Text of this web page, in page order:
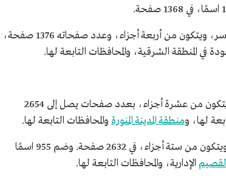
(البحرين قديمًا)، لمؤلفه حمد الجاسر، ويتكون من أربعة أجزاء، وعدد صفحاته 1376 صفحة،
في المنطقة الشرقية، والمحافظات التابعة لها.
- معجم معالم الحجاز، للمؤلف عاتق بن غيث البلادي، ويتكون من عشرة أجزاء، بعدد صفحات يصل إلى 2654
لها، ومنطقة المدينة المنورة والمحافظات التابعة لها.
- معجم بلاد القصيم، للمؤلف محمد بن ناصر العبودي، ويتكون من ستة أجزاء، في 2632 صفحة. وضم 955 اسمًا
الإدارية، والمحافظات التابعة لها.